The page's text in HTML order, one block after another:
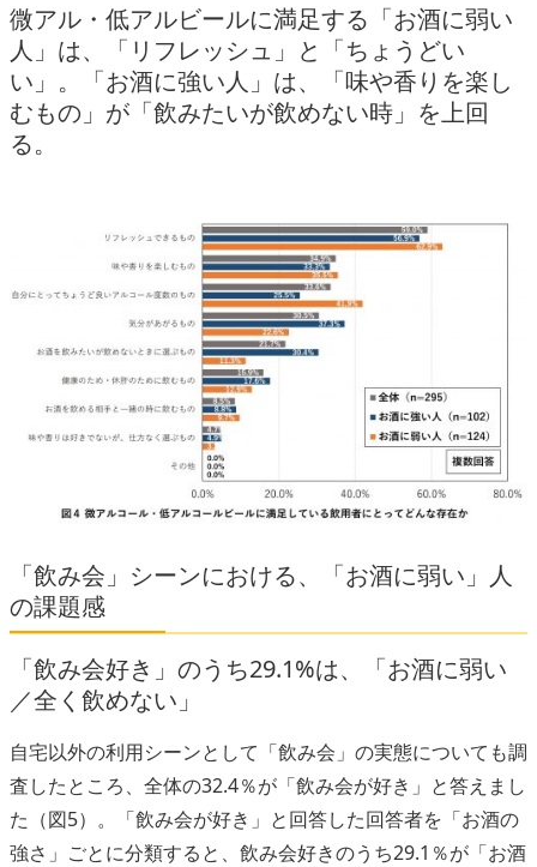
微アル・低アルビールに満足する「お酒に弱い
人」は、「リフレッシュ」と「ちょうどい
い」。「お酒に強い人」は、「味や香りを楽し
むもの」が「飲みたいが飲めない時」を上回
る。
「飲み会」シーンにおける、「お酒に弱い」人
の課題感
「飲み会好き」のうち29.1%は、「お酒に弱い
／全く飲めない」
自宅以外の利用シーンとして「飲み会」の実態についても調
査したところ、全体の32.4％が「飲み会が好き」と答えまし
た（図5）。「飲み会が好き」と回答した回答者を「お酒の
強さ」ごとに分類すると、飲み会好きのうち29.1％が「お酒